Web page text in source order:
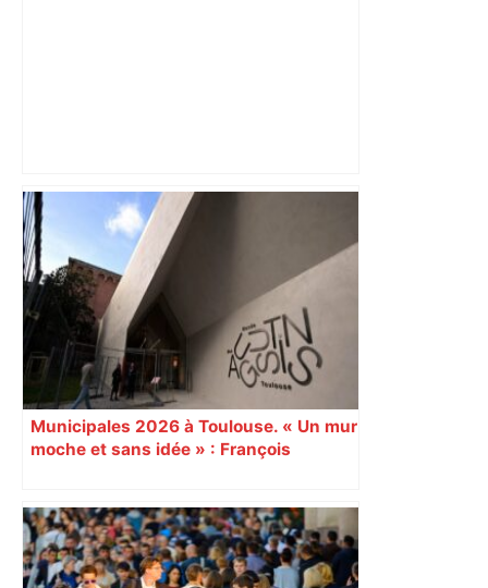
Top 14 : Perpignan mate le leader
Toulouse et quitte la dernière place –
lanouvellerepublique.fr
Municipales 2026 à Toulouse. « Un mur
moche et sans idée » : François
Augustins